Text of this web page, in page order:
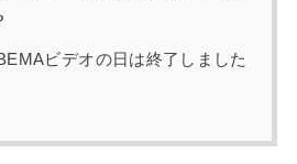
ビデオの日は終了しました